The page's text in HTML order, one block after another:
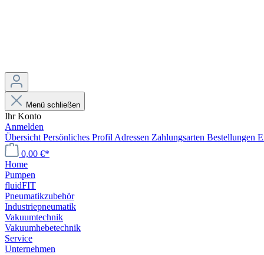
Menü schließen
Ihr Konto
Anmelden
Übersicht Persönliches Profil Adressen Zahlungsarten Bestellungen
0,00 €*
Home
Pumpen
fluidFIT
Pneumatikzubehör
Industriepneumatik
Vakuumtechnik
Vakuumhebetechnik
Service
Unternehmen